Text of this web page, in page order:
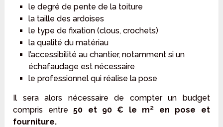
le degré de pente de la toiture
la taille des ardoises
le type de fixation (clous, crochets)
la qualité du matériau
l’accessibilité au chantier, notamment si un
échafaudage est nécessaire
le professionnel qui réalise la pose
Il sera alors nécessaire de compter un budget
compris entre50 et 90 € le m²
en pose et
fourniture.